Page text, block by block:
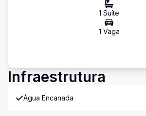
1 Suíte
1 Vaga
Infraestrutura
Água Encanada